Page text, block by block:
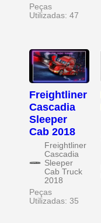
Peças
Utilizadas: 47
Freightliner
Cascadia
Sleeper
Cab 2018
Freightliner
Cascadia
Sleeper
Cab Truck
2018
Peças
Utilizadas: 35